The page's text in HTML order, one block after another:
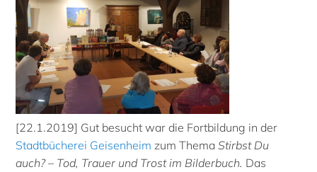
[22.1.2019] Gut besucht war die Fortbildung in der
Stadtbücherei Geisenheim zum ThemaStirbst Du
auch? – Tod, Trauer und Trost im Bilderbuch. Das